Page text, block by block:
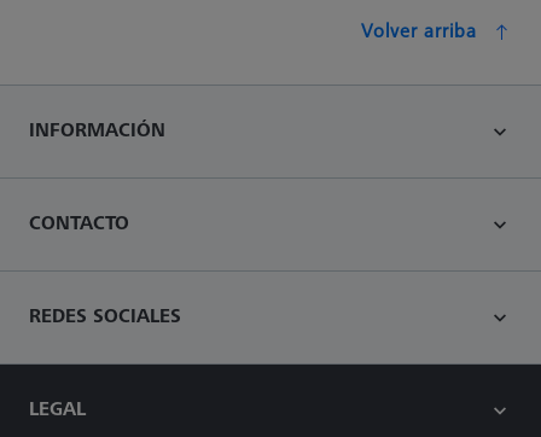
Volver arriba
INFORMACIÓN
CONTACTO
REDES SOCIALES
LEGAL